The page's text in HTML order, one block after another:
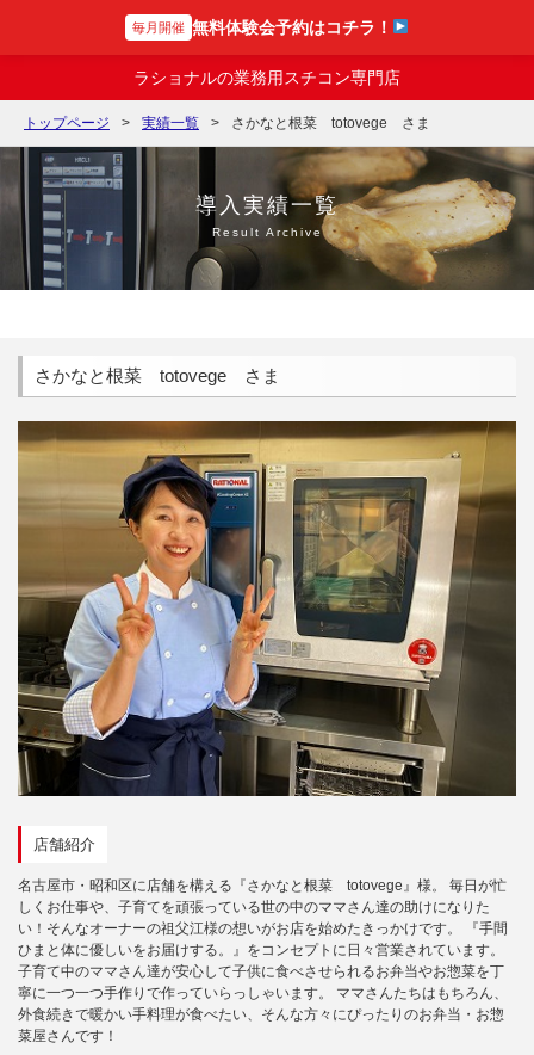
スチコンの達人
ラショナルの業務用スチコン専門店
トップページ 実績一覧 さかなと根菜 totovege さま
導入実績一覧
Result Archive
さかなと根菜 totovege さま
店舗紹介
名古屋市・昭和区に店舗を構える『さかなと根菜 totovege』様。 毎日が忙
しくお仕事や、子育てを頑張っている世の中のママさん達の助けになりた
い！そんなオーナーの祖父江様の想いがお店を始めたきっかけです。 『手間
ひまと体に優しいをお届けする。』をコンセプトに日々営業されています。
子育て中のママさん達が安心して子供に食べさせられるお弁当やお惣菜を丁
寧に一つ一つ手作りで作っていらっしゃいます。 ママさんたちはもちろん、
外食続きで暖かい手料理が食べたい、そんな方々にぴったりのお弁当・お惣
菜屋さんです！
毎月開催 無料体験会予約はコチラ！